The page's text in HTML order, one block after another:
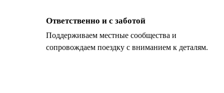
Ответственно и с заботой
Поддерживаем местные сообщества и
сопровождаем поездку с вниманием к деталям.